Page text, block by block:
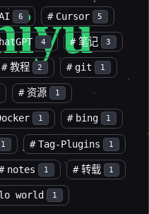
6 # Cursor 5
4 # 笔记 3
# 教程 2 # git 1
# 资源 1
1 # bing 1
1 # Tag-Plugins 1
notes 1 # 转载 1
world 1